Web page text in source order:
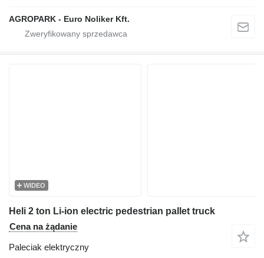
AGROPARK - Euro Noliker Kft.
WIDEO
Heli 2 ton Li-ion electric pedestrian pallet truck
Cena na żądanie
Paleciak elektryczny